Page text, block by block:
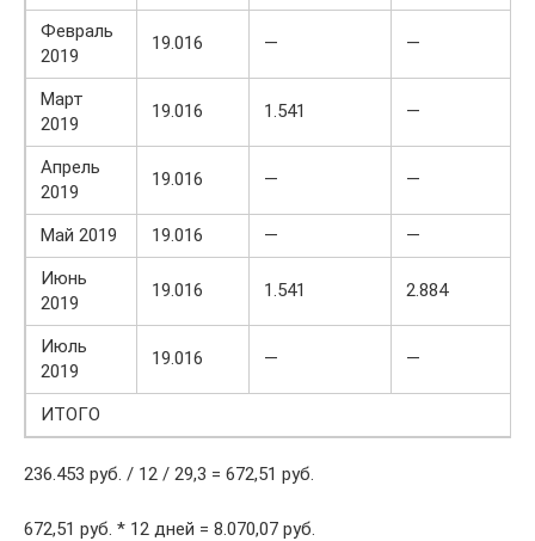
Февраль
2019
19.016 — —
Март
2019
19.016 1.541 —
Апрель
2019
19.016 — —
Май 2019 19.016 —
—
Июнь
2019
19.016 1.541 2.884
Июль
2019
19.016 — —
ИТОГО
236.453 руб. / 12 / 29,3 = 672,51 руб.
672,51 руб. * 12 дней = 8.070,07 руб.